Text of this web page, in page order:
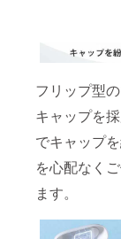
フリップ型
キャップを
でキャップ
を心配なく
ます。